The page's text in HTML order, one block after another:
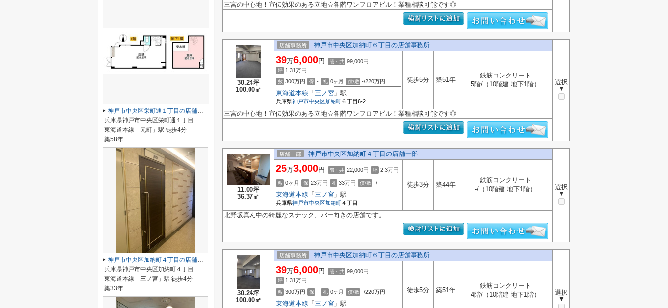
三宮の中心地！宣伝効果のある立地☆各階ワンフロアビル！業種相談可能です◎
30.24坪
100.00㎡
店舗事務所 神戸市中央区加納町６丁目の店舗事務所
選択
▼
39万6,000円 管・共 99,000円
坪 1.31 万円
敷 300万円 保 - 礼 0ヶ月 償/敷 -/220万円
東海道本線 「 三ノ宮 」駅
兵庫県神戸市中央区加納町 ６丁目6-2
徒歩5分 築51年
鉄筋コンクリート
5階/（10階建 地下1階）
三宮の中心地！宣伝効果のある立地☆各階ワンフロアビル！業種相談可能です◎
11.00坪
36.37㎡
店舗一部 神戸市中央区加納町４丁目の店舗一部
選択
▼
25万3,000円 管・共 22,000円 坪 2.3万円
敷 0ヶ月 保 23万円 礼 33万円 償/敷 -/-
東海道本線 「 三ノ宮 」駅
兵庫県神戸市中央区加納町 ４丁目
徒歩3分 築44年
鉄筋コンクリート
-/（10階建 地下1階）
北野坂真ん中の綺麗なスナック、バー向きの店舗です。
30.24坪
100.00㎡
店舗事務所 神戸市中央区加納町６丁目の店舗事務所
選択
▼
39万6,000円 管・共 99,000円
坪 1.31 万円
敷 300万円 保 - 礼 0ヶ月 償/敷 -/220万円
東海道本線 「 三ノ宮 」駅
徒歩5分 築51年
鉄筋コンクリート
4階/（10階建 地下1階）
神戸市中央区栄町通１丁目の店舗一部
兵庫県神戸市中央区栄町通１丁目
東海道本線「元町」駅 徒歩4分
築58年
神戸市中央区加納町４丁目の店舗一部
兵庫県神戸市中央区加納町４丁目
東海道本線「三ノ宮」駅 徒歩4分
築33年